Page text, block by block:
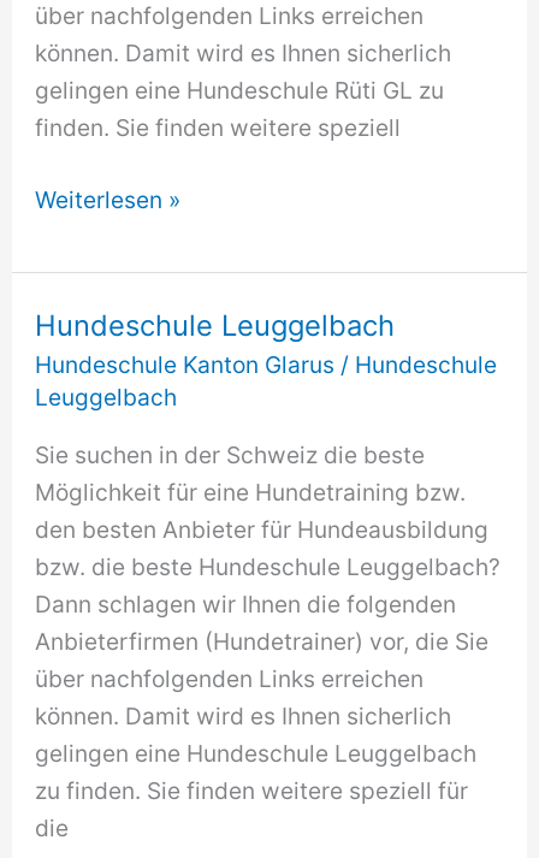
über nachfolgenden Links erreichen
können. Damit wird es Ihnen sicherlich
gelingen eine Hundeschule Rüti GL zu
finden. Sie finden weitere speziell
Hundeschule
GL
Weiterlesen »
Hundeschule Leuggelbach
Hundeschule Kanton Glarus / Hundeschule
Leuggelbach
Sie suchen in der Schweiz die beste
Möglichkeit für eine Hundetraining bzw.
den besten Anbieter für Hundeausbildung
bzw. die beste Hundeschule Leuggelbach?
Dann schlagen wir Ihnen die folgenden
Anbieterfirmen (Hundetrainer) vor, die Sie
über nachfolgenden Links erreichen
können. Damit wird es Ihnen sicherlich
gelingen eine Hundeschule Leuggelbach
zu finden. Sie finden weitere speziell für
die